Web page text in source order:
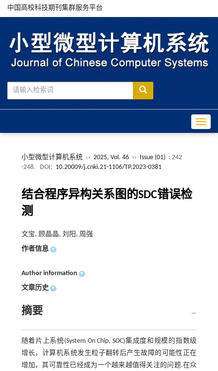
中国高校科技期刊集群服务平台
小型微型计算机系统 ›› 2025, Vol. 46 ›› Issue (01) : 242
-248.
DOI: 10.20009/j.cnki.21-1106/TP.2023-0381
结合程序异构关系图的SDC错误检
测
文宝, 顾晶晶, 刘阳, 周强
作者信息 +
Author information +
文章历史 +
摘要
随着片上系统(System On Chip, SOC)集成度和规模的指数级
增长，计算机系统发生粒子翻转后产生故障的可能性正在
增加，其可靠性已经成为一个越来越值得关注的问题.在众